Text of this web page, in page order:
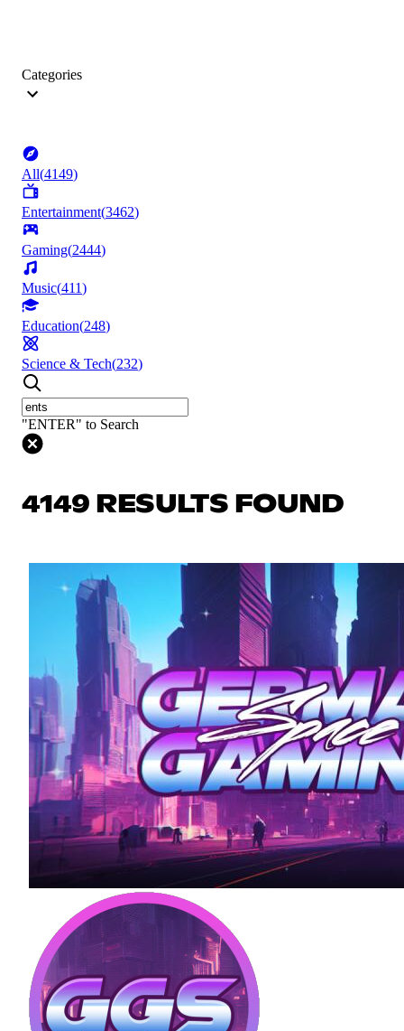
Categories
All(4149)
Entertainment(3462)
Gaming(2444)
Music(411)
Education(248)
Science & Tech(232)
"ENTER" to Search
4149 RESULTS FOUND